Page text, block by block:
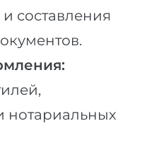
составления
нотариальных